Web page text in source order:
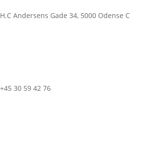
H.C Andersens Gade 34, 5000 Odense C
+45 30 59 42 76